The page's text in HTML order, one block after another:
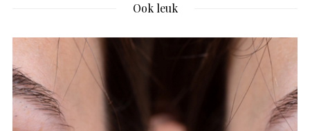
Ook leuk